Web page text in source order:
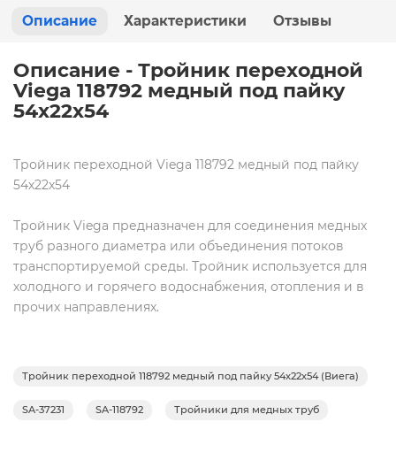
Описание Характеристики Отзывы
Описание - Тройник переходной
Viega 118792 медный под пайку
54х22х54
Тройник переходной Viega 118792 медный под пайку
54х22х54
Тройник Viega предназначен для соединения медных
труб разного диаметра или объединения потоков
транспортируемой среды. Тройник используется для
холодного и горячего водоснабжения, отопления и в
прочих направлениях.
Тройник переходной 118792 медный под пайку 54х22х54 (Виега)
SA-37231 SA-118792 Тройники для медных труб